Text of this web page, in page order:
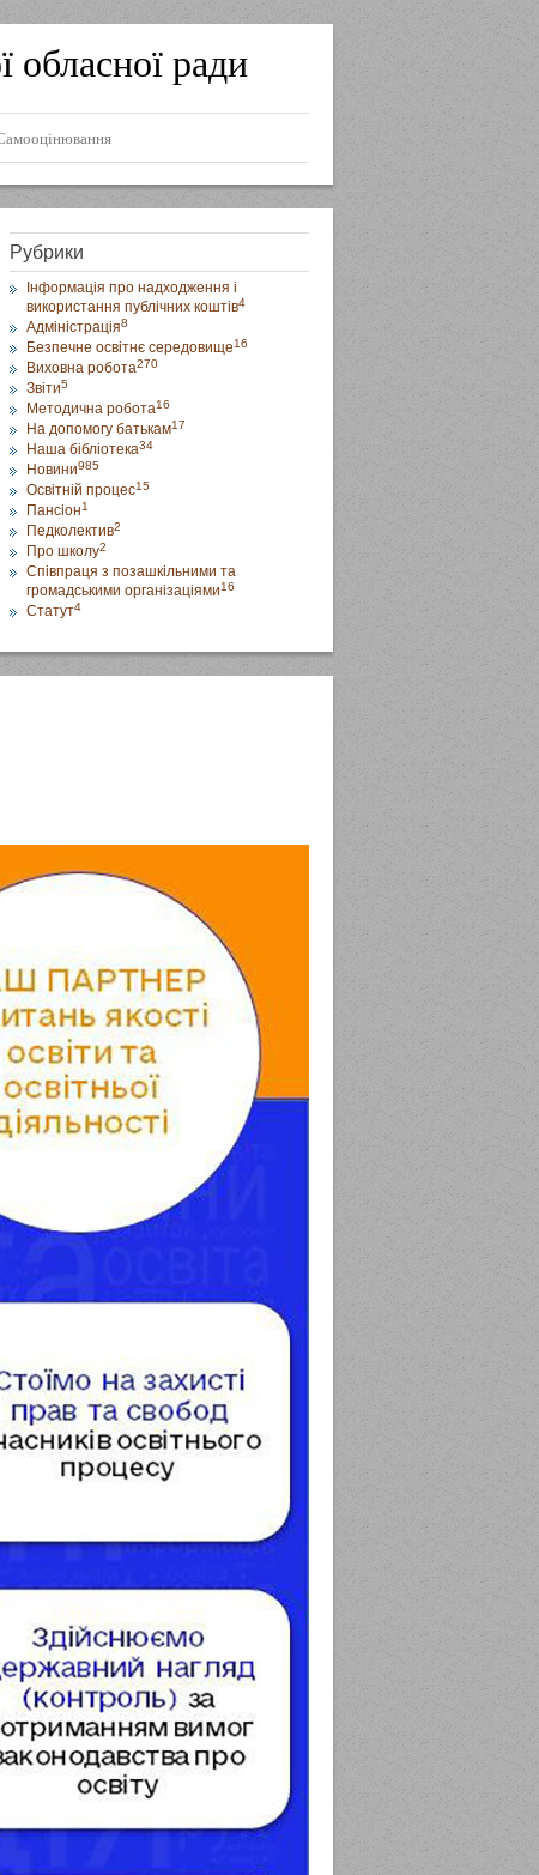
обласної ради
Рубрики
Інформація про надходження і
використання публічних коштів4
Адміністрація8
Безпечне освітнє середовище16
Виховна робота270
Звіти5
Методична робота16
На допомогу батькам17
Наша бібліотека34
Новини985
Освітній процес15
Пансіон1
Педколектив2
Про школу2
Співпраця з позашкільними та
громадськими організаціями16
Статут4